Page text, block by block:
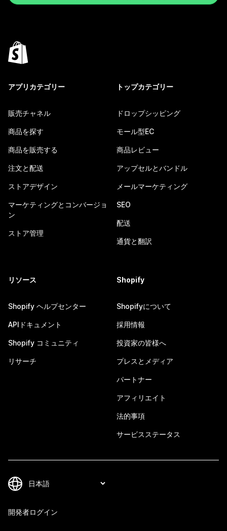
アプリカテゴリー
販売チャネル
商品を探す
商品を販売する
注文と配送
ストアデザイン
マーケティングとコンバージョ
ン
ストア管理
トップカテゴリー
ドロップシッピング
モール型EC
商品レビュー
アップセルとバンドル
メールマーケティング
SEO
配送
通貨と翻訳
リソース
Shopify ヘルプセンター
APIドキュメント
Shopify コミュニティ
リサーチ
Shopify
Shopifyについて
採用情報
投資家の皆様へ
プレスとメディア
パートナー
アフィリエイト
法的事項
サービスステータス
開発者ログイン